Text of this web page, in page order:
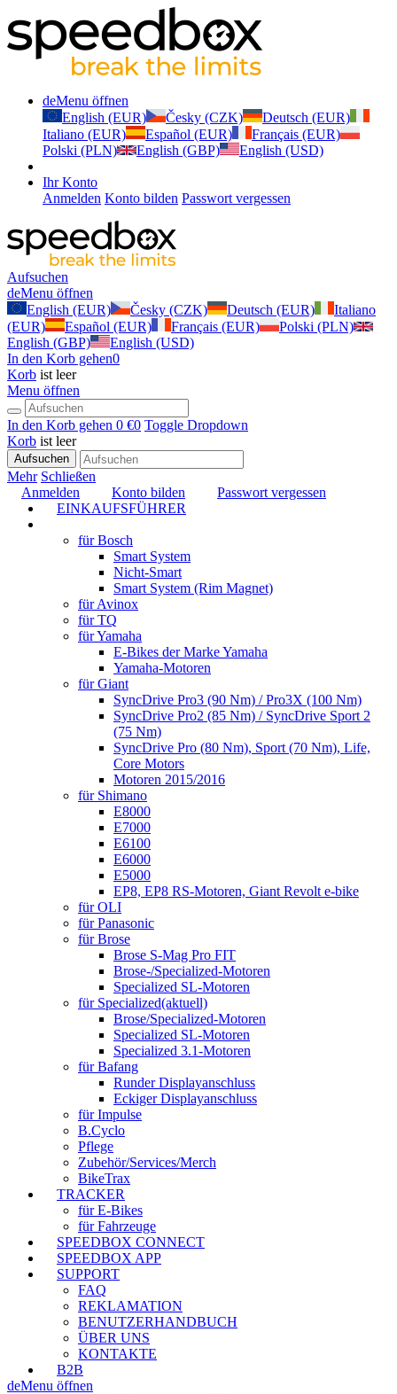
deMenu öffnen
English (EUR)
Česky (CZK)
Deutsch (EUR)
Italiano (EUR)
Español (EUR)
Français (EUR)
Polski (PLN)
English (GBP) English (USD)
Ihr Konto
Anmelden Konto bilden Passwort vergessen
Aufsuchen
deMenu öffnen
English (EUR)
Česky (CZK) Deutsch (EUR)
Italiano
(EUR)
Español (EUR) Français (EUR)
Polski (PLN)
English (GBP)
English (USD)
In den Korb gehen0
Korb ist leer
Menu öffnen
In den Korb gehen 0 €0 Toggle Dropdown
Korb ist leer
Aufsuchen
Mehr Schließen
Anmelden
Konto bilden
Passwort vergessen
EINKAUFSFÜHRER
für Bosch
Smart System
Nicht-Smart
Smart System (Rim Magnet)
für Avinox
für TQ
für Yamaha
E-Bikes der Marke Yamaha
Yamaha-Motoren
für Giant
SyncDrive Pro3 (90 Nm) / Pro3X (100 Nm)
SyncDrive Pro2 (85 Nm) / SyncDrive Sport 2
(75 Nm)
SyncDrive Pro (80 Nm), Sport (70 Nm), Life,
Core Motors
Motoren 2015/2016
für Shimano
E8000
E7000
E6100
E6000
E5000
EP8, EP8 RS-Motoren, Giant Revolt e-bike
für OLI
für Panasonic
für Brose
Brose S-Mag Pro FIT
Brose-/Specialized-Motoren
Specialized SL-Motoren
für Specialized(aktuell)
Brose/Specialized-Motoren
Specialized SL-Motoren
Specialized 3.1-Motoren
für Bafang
Runder Displayanschluss
Eckiger Displayanschluss
für Impulse
B.Cyclo
Pflege
Zubehör/Services/Merch
BikeTrax
TRACKER
für E-Bikes
für Fahrzeuge
SPEEDBOX CONNECT
SPEEDBOX APP
SUPPORT
FAQ
REKLAMATION
BENUTZERHANDBUCH
ÜBER UNS
KONTAKTE
B2B
deMenu öffnen